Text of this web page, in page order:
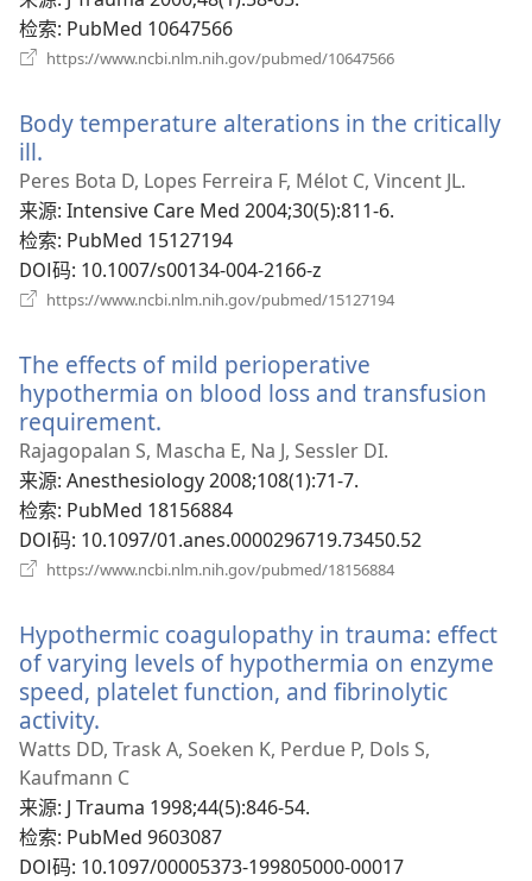
窗
口）
检索‎: PubMed 10647566
https://www.ncbi.nlm.nih.gov/pubmed/10647566
窗
Body temperature alterations in the critically
ill.
开
新
窗
口）
Peres Bota D, Lopes Ferreira F, Mélot C, Vincent JL.
来源‎: Intensive Care Med 2004;30(5):811-6.
检索‎: PubMed 15127194
DOI码‎: 10.1007/s00134-004-2166-z
https://www.ncbi.nlm.nih.gov/pubmed/15127194
口）
The effects of mild perioperative
hypothermia on blood loss and transfusion
requirement.
开
新
窗
口）
Rajagopalan S, Mascha E, Na J, Sessler DI.
来源‎: Anesthesiology 2008;108(1):71-7.
检索‎: PubMed 18156884
DOI码‎: 10.1097/01.anes.0000296719.73450.52
https://www.ncbi.nlm.nih.gov/pubmed/18156884
窗
口）
Hypothermic coagulopathy in trauma: effect
of varying levels of hypothermia on enzyme
speed, platelet function, and fibrinolytic
activity.
开
新
窗
口）
Watts DD, Trask A, Soeken K, Perdue P, Dols S,
Kaufmann C
来源‎: J Trauma 1998;44(5):846-54.
检索‎: PubMed 9603087
DOI码‎: 10.1097/00005373-199805000-00017